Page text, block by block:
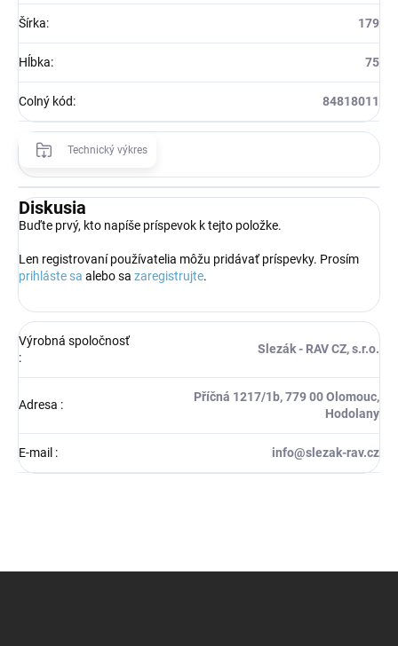
Šírka: 179
Hĺbka: 75
Colný kód: 84818011
Technický výkres
Diskusia
Buďte prvý, kto napíše príspevok k tejto položke.
Len registrovaní používatelia môžu pridávať príspevky. Prosím
prihláste sa alebo sa zaregistrujte.
Výrobná spoločnosť
:
Slezák - RAV CZ, s.r.o.
Adresa :
Příčná 1217/1b, 779 00 Olomouc,
Hodolany
E-mail : info@slezak-rav.cz